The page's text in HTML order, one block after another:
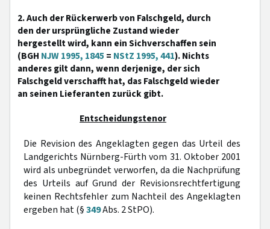
2. Auch der Rückerwerb von Falschgeld, durch
den der ursprüngliche Zustand wieder
hergestellt wird, kann ein Sichverschaffen sein
(BGH NJW 1995, 1845 = NStZ 1995, 441). Nichts
anderes gilt dann, wenn derjenige, der sich
Falschgeld verschafft hat, das Falschgeld wieder
an seinen Lieferanten zurück gibt.
Entscheidungstenor
Die Revision des Angeklagten gegen das Urteil des
Landgerichts Nürnberg-Fürth vom 31. Oktober 2001
wird als unbegründet verworfen, da die Nachprüfung
des Urteils auf Grund der Revisionsrechtfertigung
keinen Rechtsfehler zum Nachteil des Angeklagten
ergeben hat (§349Abs. 2 StPO).